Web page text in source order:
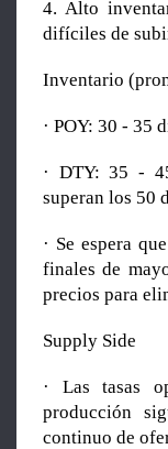
4. Alto
difíciles de
Inventario
· POY: 30 - 35
· DTY: 35 -
superan los 50
· Se espera
finales de
precios para
Supply Side
· Las tasas
producción
continuo de